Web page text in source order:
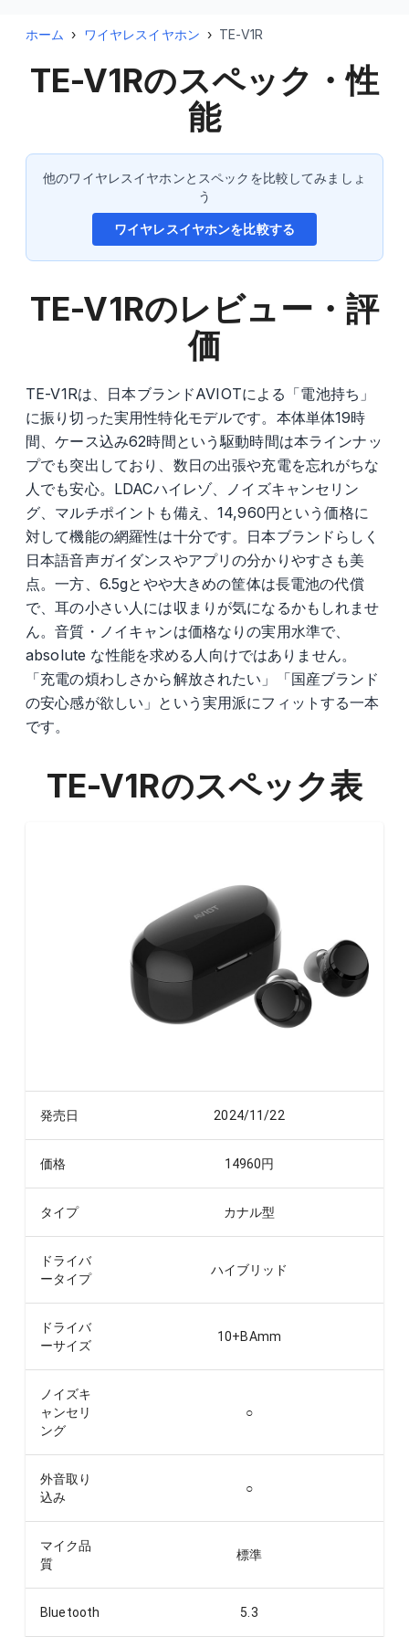
ホーム › ワイヤレスイヤホン › TE-V1R
TE-V1Rのスペック・性
能
他のワイヤレスイヤホンとスペックを比較してみましょ
う
ワイヤレスイヤホンを比較する
TE-V1Rのレビュー・評
価
TE-V1Rは、日本ブランドAVIOTによる「電池持ち」
に振り切った実用性特化モデルです。本体単体19時
間、ケース込み62時間という駆動時間は本ラインナッ
プでも突出しており、数日の出張や充電を忘れがちな
人でも安心。LDACハイレゾ、ノイズキャンセリン
グ、マルチポイントも備え、14,960円という価格に
対して機能の網羅性は十分です。日本ブランドらしく
日本語音声ガイダンスやアプリの分かりやすさも美
点。一方、6.5gとやや大きめの筐体は長電池の代償
で、耳の小さい人には収まりが気になるかもしれませ
ん。音質・ノイキャンは価格なりの実用水準で、
absolute な性能を求める人向けではありません。
「充電の煩わしさから解放されたい」「国産ブランド
の安心感が欲しい」という実用派にフィットする一本
です。
TE-V1Rのスペック表
発売日 2024/11/22
価格 14960円
タイプ カナル型
ドライバ
ータイプ
ハイブリッド
ドライバ
ーサイズ
10+BAmm
ノイズキ
ャンセリ
ング
○
外音取り
込み
○
マイク品
質
標準
Bluetooth 5.3